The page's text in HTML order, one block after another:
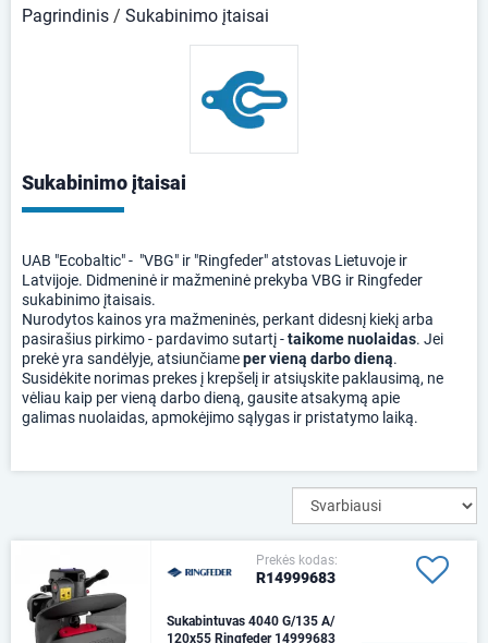
Pagrindinis / Sukabinimo įtaisai
Sukabinimo įtaisai
UAB "Ecobaltic" - "VBG" ir "Ringfeder" atstovas Lietuvoje ir
Latvijoje. Didmeninė ir mažmeninė prekyba VBG ir Ringfeder
sukabinimo įtaisais.
Nurodytos kainos yra mažmeninės, perkant didesnį kiekį arba
pasirašius pirkimo - pardavimo sutartį -taikome nuolaidas. Jei
prekė yra sandėlyje, atsiunčiameper vieną darbo dieną.
Susidėkite norimas prekes į krepšelį ir atsiųskite paklausimą, ne
vėliau kaip per vieną darbo dieną, gausite atsakymą apie
galimas nuolaidas, apmokėjimo sąlygas ir pristatymo laiką.
Prekės kodas:
R14999683
Sukabintuvas 4040 G/135 A/
120x55 Ringfeder 14999683